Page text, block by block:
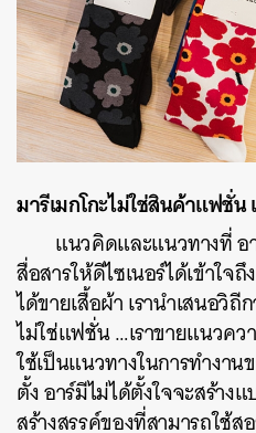
มารีเมกโกะไม่ใช่สินค้าแฟชั่น
แนวคิดและแนวทางที่ อ
สื่อสารให้ดีไซเนอร์ได้เข้าใจ
ได้ขายเสื้อผ้า เรานำเสนอวิ
ไม่ใช่แฟชั่น …เราขายแนวค
ใช้เป็นแนวทางในการทำงาน
ตั้ง อาร์มีไม่ได้ตั้งใจจะสร้า
สร้างสรรค์ของที่สามารถใช้